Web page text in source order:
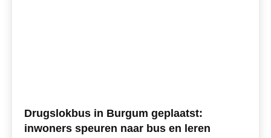
Drugslokbus in Burgum geplaatst:
inwoners speuren naar bus en leren